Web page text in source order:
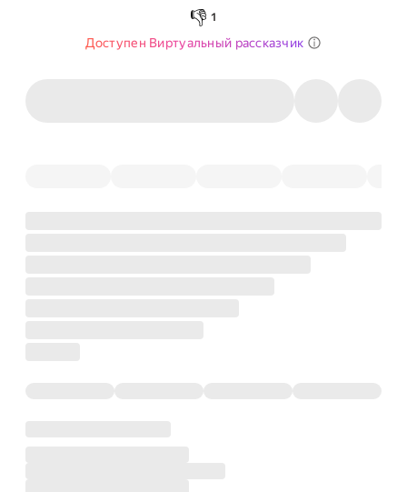
👎 1
Доступен Виртуальный рассказчик